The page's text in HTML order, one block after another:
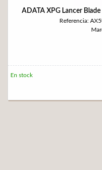
ADATA XPG Lancer
Referencia:
En stock